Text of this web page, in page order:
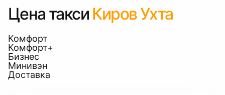
Цена такси Киров Ухта
Комфорт
Комфорт+
Бизнес
Минивэн
Доставка